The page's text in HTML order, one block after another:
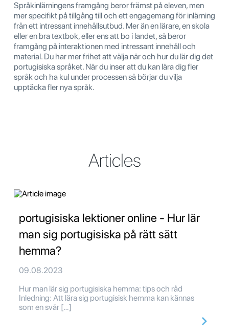
Språkinlärningens framgång beror främst på eleven, men
mer specifikt på tillgång till och ett engagemang för inlärning
från ett intressant innehållsutbud. Mer än en lärare, en skola
eller en bra textbok, eller ens att bo i landet, så beror
framgång på interaktionen med intressant innehåll och
material. Du har mer frihet att välja när och hur du lär dig det
portugisiska språket. När du inser att du kan lära dig fler
språk och ha kul under processen så börjar du vilja
upptäcka fler nya språk.
Articles
portugisiska lektioner online - Hur lär
man sig portugisiska på rätt sätt
hemma?
09.08.2023
Hur man lär sig portugisiska hemma: tips och råd
Inledning: Att lära sig portugisisk hemma kan kännas
som en svår […]